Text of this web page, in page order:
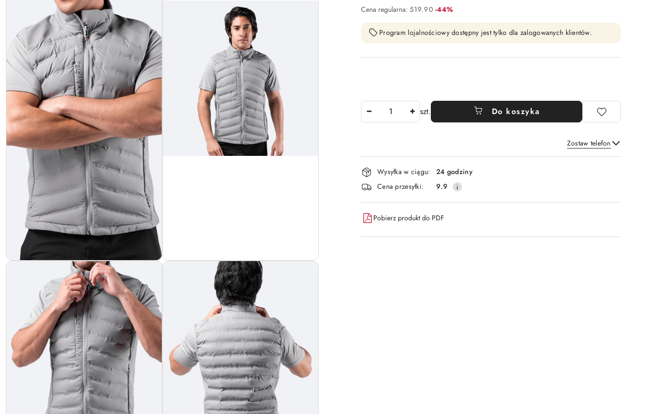
Cena regularna: 519.90 Rabat:
-44%
Program lojalnościowy dostępny jest tylko dla zalogowanych klientów.
szt. Do koszyka
Zostaw telefon
Wyślij
Dostępność
i
dostawa
Wysyłka w ciągu:
24 godziny
Cena przesyłki:
9.9
Pobierz produkt do PDF